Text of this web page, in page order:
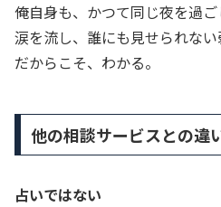
俺自身も、かつて同じ夜を過
涙を流し、誰にも見せられない
だからこそ、わかる。
他の相談サービスとの違
占いではない